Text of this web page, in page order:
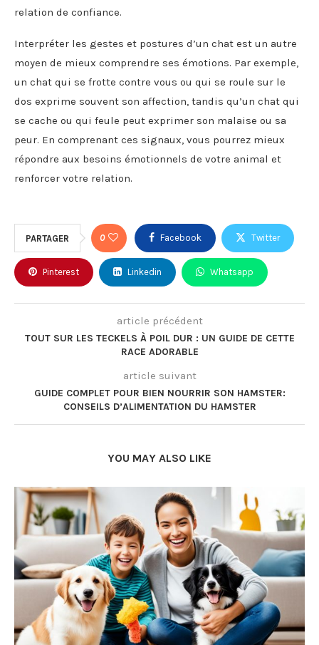
relation de confiance.
Interpréter les gestes et postures d’un chat est un autre
moyen de mieux comprendre ses émotions. Par exemple,
un chat qui se frotte contre vous ou qui se roule sur le
dos exprime souvent son affection, tandis qu’un chat qui
se cache ou qui feule peut exprimer son malaise ou sa
peur. En comprenant ces signaux, vous pourrez mieux
répondre aux besoins émotionnels de votre animal et
renforcer votre relation.
PARTAGER 0 Facebook Twitter
Pinterest Linkedin Whatsapp
article précédent
TOUT SUR LES TECKELS À POIL DUR : UN GUIDE DE CETTE
RACE ADORABLE
article suivant
GUIDE COMPLET POUR BIEN NOURRIR SON HAMSTER:
CONSEILS D’ALIMENTATION DU HAMSTER
YOU MAY ALSO LIKE